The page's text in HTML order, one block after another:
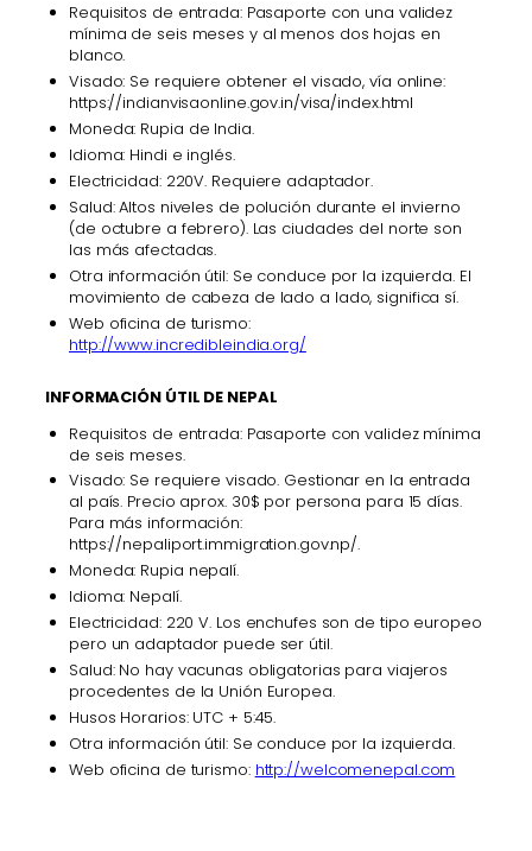
Requisitos de entrada: Pasaporte con una validez
mínima de seis meses y al menos dos hojas en
blanco.
Visado: Se requiere obtener el visado, vía online:
https://indianvisaonline.gov.in/visa/index.html
Moneda: Rupia de India.
Idioma: Hindi e inglés.
Electricidad: 220V. Requiere adaptador.
Salud: Altos niveles de polución durante el invierno
(de octubre a febrero). Las ciudades del norte son
las más afectadas.
Otra información útil: Se conduce por la izquierda. El
movimiento de cabeza de lado a lado, significa sí.
Web oficina de turismo:
http://www.incredibleindia.org/
INFORMACIÓN ÚTIL DE NEPAL
Requisitos de entrada: Pasaporte con validez mínima
de seis meses.
Visado: Se requiere visado. Gestionar en la entrada
al país. Precio aprox. 30$ por persona para 15 días.
Para más información:
https://nepaliport.immigration.gov.np/.
Moneda: Rupia nepalí.
Idioma: Nepalí.
Electricidad: 220 V. Los enchufes son de tipo europeo
pero un adaptador puede ser útil.
Salud: No hay vacunas obligatorias para viajeros
procedentes de la Unión Europea.
Husos Horarios: UTC + 5:45.
Otra información útil: Se conduce por la izquierda.
Web oficina de turismo: http://welcomenepal.com